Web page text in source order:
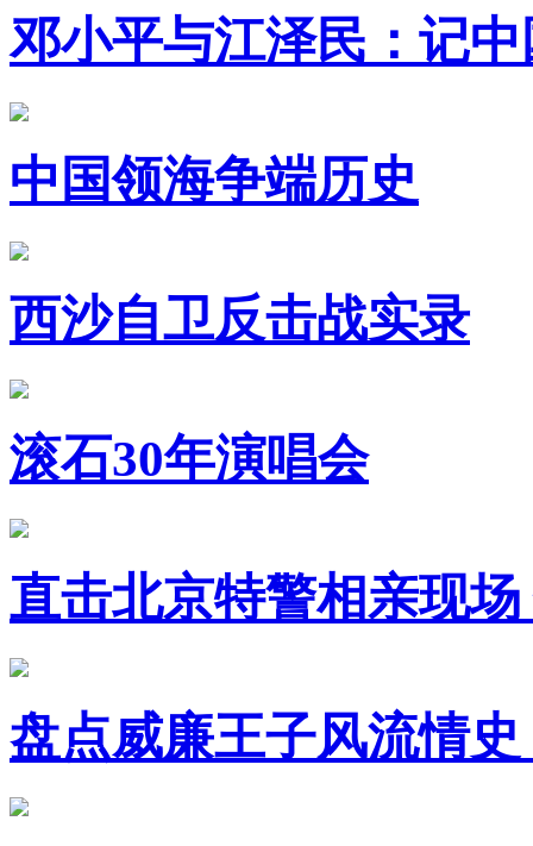
邓小平与江泽民：记
中国领海争端历史
西沙自卫反击战实录
滚石30年演唱会
直击北京特警相亲现
盘点威廉王子风流情